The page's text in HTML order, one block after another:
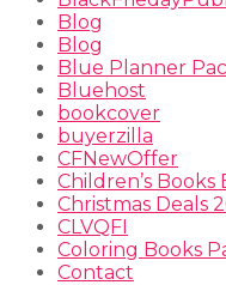
Blog
Blog
Blue Planner
Bluehost
bookcover
buyerzilla
CFNewOffer
Children’s Books
Christmas Deals
CLVQFI
Coloring Books
Contact